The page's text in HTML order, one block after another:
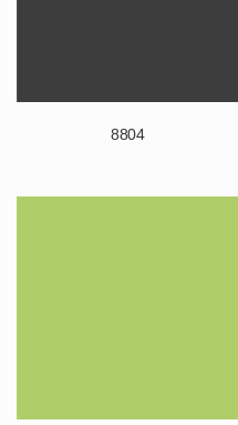
8804